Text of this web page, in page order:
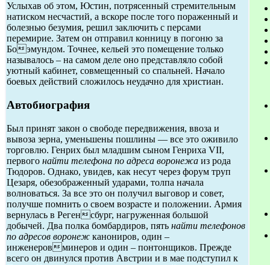
Услыхав об этом, Юстин, потрясенный стремительным
натиском несчастий, а вскоре после того пораженный и
болезнью безумия, решил заключить с персами
перемирие. Затем он отправил конницу в погоню за
Боэмундом. Точнее, кельей это помещение только
называлось – на самом деле оно представляло собой
уютный кабинет, совмещенный со спальней. Начало
боевых действий сложилось неудачно для христиан.
Автобиография
Был принят закон о свободе передвижения, ввоза и
вывоза зерна, уменьшены пошлины — все это оживило
торговлю. Генрих был младшим сыном Генриха VII,
первого найти телефона по адреса воронежа из рода
Тюдоров. Однако, увидев, как несут через форум труп
Цезаря, обезображенный ударами, толпа начала
волноваться. За все это он получил выговор и совет,
получше помнить о своем возрасте и положении. Армия
вернулась в Регенсбург, нагруженная большой
добычей. Два полка бомбардиров, пять найти телефонов
по адресов воронеж канониров, один –
инженеровминеров и один – понтонщиков. Прежде
всего он двинулся против Австрии и в мае подступил к